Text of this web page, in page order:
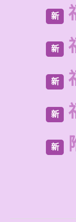
新
新
新
新
新